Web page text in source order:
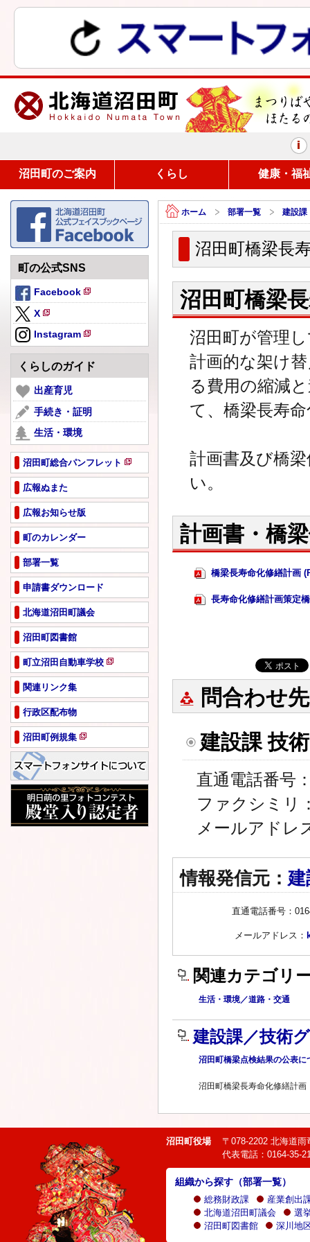
まつりばやしと、ほたるの里
沼田町のご案内 くらし 健康・福
ホーム 部署一覧 建設課
沼田町橋梁長
沼田町橋梁
沼田町が管理
計画的な架け
る費用の縮減
て、橋梁長寿
計画書及び橋
い。
計画書・橋
橋梁長寿命化修繕計画
長寿命化修繕計画策定
問合わせ
建設課 技
直通電話番号
ファクシミリ
メールアドレ
情報発信元：
直通電話番号：
メールアドレス：
関連カテゴリ
生活・環境／道路・交通
建設課／技術
沼田町橋梁点検結果の公表に
沼田町橋梁長寿命化修繕計画
町の公式SNS
Facebook
新
ペ
ー
ジ
で
き
ま
X
新
規
ペ
ー
ジ
で
開
き
ま
す
Instagram
新
規
ペ
ジ
で
き
ま
す
くらしのガイド
出産育児
手続き・証明
生活・環境
沼田町総合パンフレット
新
ペ
ジ
開
ま
広報ぬまた
広報お知らせ版
町のカレンダー
部署一覧
申請書ダウンロード
北海道沼田町議会
沼田町図書館
町立沼田自動車学校
新
ペ
ジ
開
き
ま
す
関連リンク集
行政区配布物
沼田町例規集
新
規
ー
ジ
で
開
沼田町役場
〒078-2202 北海道
代表電話：0164-35-
組織から探す（部署一覧）
総務財政課
産業創出
北海道沼田町議会
選
沼田町図書館
深川地